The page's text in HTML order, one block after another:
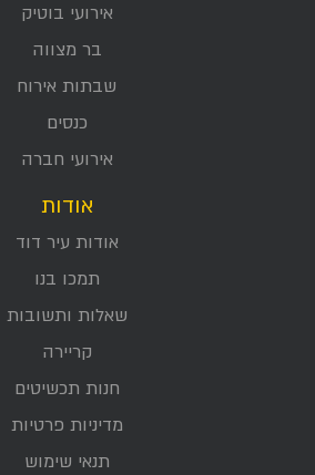
אירועי בוטיק
בר מצווה
שבתות אירוח
כנסים
אירועי חברה
אודות
אודות עיר דוד
תמכו בנו
שאלות ותשובות
קריירה
חנות תכשיטים
מדיניות פרטיות
תנאי שימוש